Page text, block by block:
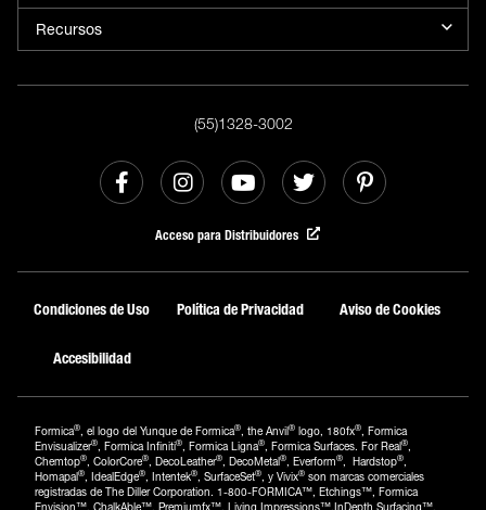
Recursos
(55)1328-3002
Acceso para Distribuidores
Condiciones de Uso Política de Privacidad Aviso de Cookies
Accesibilidad
Formica®, el logo del Yunque de Formica®, the Anvil® logo, 180fx®, Formica
Envisualizer®, Formica Infiniti®, Formica Ligna®, Formica Surfaces. For Real®,
Chemtop®, ColorCore®, DecoLeather®, DecoMetal®, Everform®, Hardstop®,
Homapal®, IdealEdge®, Intentek®, SurfaceSet®, y Vivix® son marcas comerciales
registradas de The Diller Corporation. 1-800-FORMICA™, Etchings™, Formica
Envision™, ChalkAble™, Premiumfx™, Living Impressions™,InDepth Surfacing™,